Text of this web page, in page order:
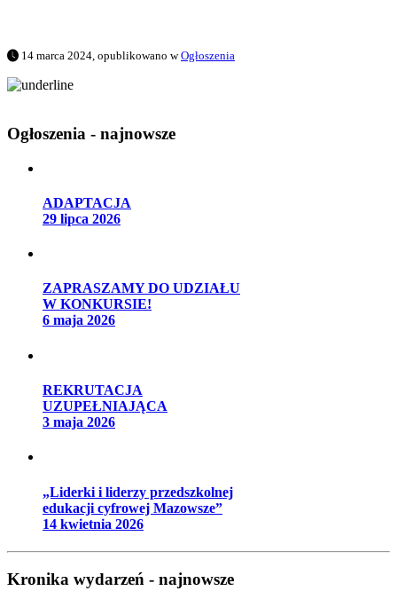
14 marca 2024, opublikowano wOgłoszenia
Ogłoszenia - najnowsze
ADAPTACJA
29 lipca 2026
ZAPRASZAMY DO UDZIAŁU
W KONKURSIE!
6 maja 2026
REKRUTACJA
UZUPEŁNIAJĄCA
3 maja 2026
„Liderki i liderzy przedszkolnej
edukacji cyfrowej Mazowsze”
14 kwietnia 2026
Kronika wydarzeń - najnowsze